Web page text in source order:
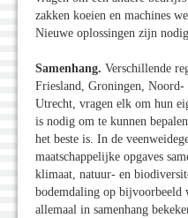
zakken koeien en machines
Nieuwe oplossingen zijn
Samenhang. Verschillende
Friesland, Groningen,
Utrecht, vragen elk om hun
is nodig om te kunnen
het beste is. In de
maatschappelijke opgaves
klimaat, natuur- en
bodemdaling op bijvoorbeeld
allemaal in samenhang